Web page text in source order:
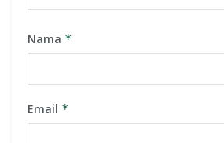
Nama *
Email *